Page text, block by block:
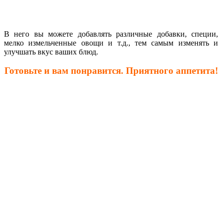
В него вы можете добавлять различные добавки, специи,
мелко измельченные овощи и т.д., тем самым изменять и
улучшать вкус ваших блюд.
Готовьте и вам понравится. Приятного аппетита!